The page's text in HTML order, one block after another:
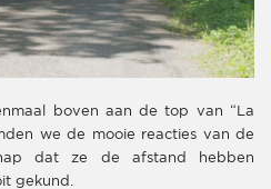
boven aan de top van “La
we de mooie reacties van de
dat ze de afstand hebben
gekund.